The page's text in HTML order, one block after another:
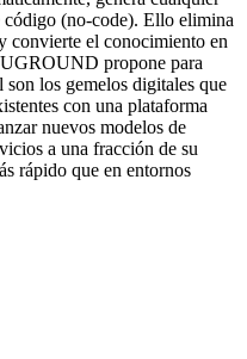
código (no-code). Ello elimina
convierte el conocimiento en
propone para
los gemelos digitales que
con una plataforma
nuevos modelos de
a una fracción de su
rápido que en entornos